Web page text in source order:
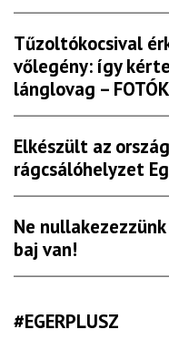
Tűzoltókocsival
vőlegény: így
lánglovag – FOTÓK
Elkészült az
rágcsálóhelyzet
Ne
baj van!
#EGERPLUSZ